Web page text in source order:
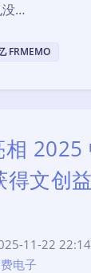
没…
FRMEMO
2025
文创
11-22 22:14
电子